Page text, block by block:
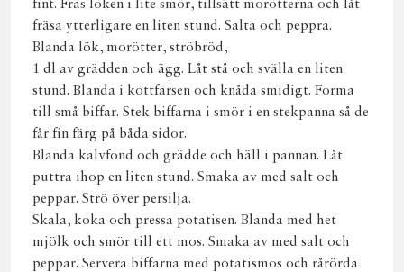
fint. Fräs löken i lite smör, tillsätt morötterna och låt
fräsa ytterligare en liten stund. Salta och peppra.
Blanda lök, morötter, ströbröd,
1 dl av grädden och ägg. Låt stå och svälla en liten
stund. Blanda i köttfärsen och knåda smidigt. Forma
till små biffar. Stek biffarna i smör i en stekpanna så de
får fin färg på båda sidor.
Blanda kalvfond och grädde och häll i pannan. Låt
puttra ihop en liten stund. Smaka av med salt och
peppar. Strö över persilja.
Skala, koka och pressa potatisen. Blanda med het
mjölk och smör till ett mos. Smaka av med salt och
peppar. Servera biffarna med potatismos och rårörda